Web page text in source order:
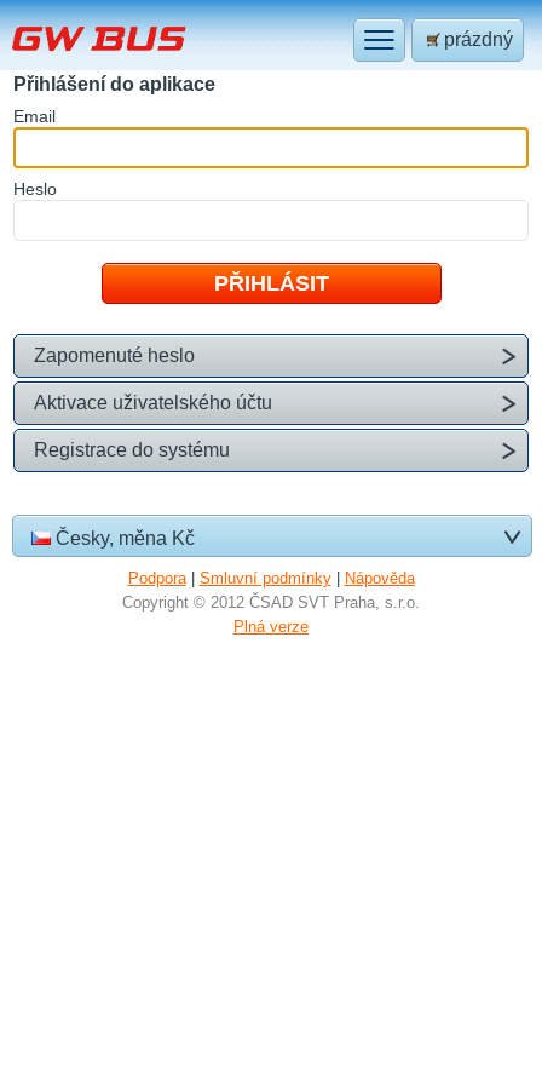
prázdný
Přihlášení do aplikace
Email
Heslo
Zapomenuté heslo
Aktivace uživatelského účtu
Registrace do systému
Česky, měna Kč
Podpora| Smluvní podmínky|
Nápověda
Copyright © 2012 ČSAD SVT Praha, s.r.o.
Plná verze